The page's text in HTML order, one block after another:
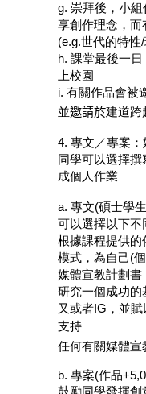
g. 崇拜後，小
享創作理念，
(e.g.世代的特性/
h. 課堂最後一日
上校園
i. 有關作品會被
並邀請於建道跨
4. 專文／專案
同學可以選擇
成個人作業
a. 專文(碩士學生
可以選擇以下不
根據課程提供
模式，為自己(
媒體宣教計劃書
研究一個成功的
又或者IG ，並
支持
任何有關媒體宣
b. 專案(作品
鼓勵同學發揮創